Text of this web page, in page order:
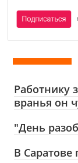
Работнику
вранья он
"День
В Саратове